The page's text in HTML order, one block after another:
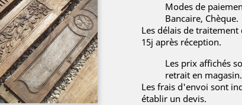
Modes de
Bancaire, Chèque.
Les délais de
15j après réception.
Les prix affichés
retrait en magasin.
Les frais d'envoi sont
établir un devis.